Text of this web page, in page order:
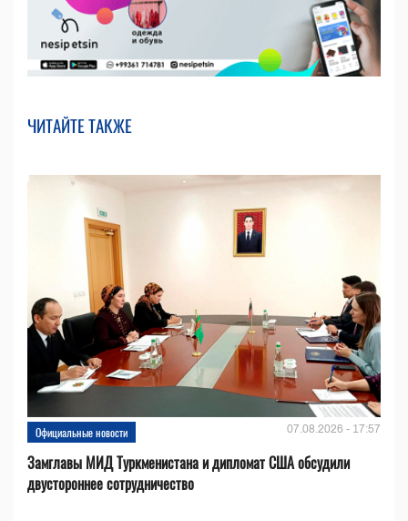
ЧИТАЙТЕ ТАКЖЕ
Официальные новости 07.08.2026 - 17:57
Замглавы МИД Туркменистана и дипломат США обсудили
двустороннее сотрудничество